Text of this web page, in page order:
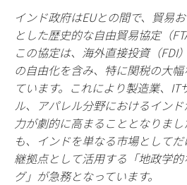
インド政府はEUとの間で、貿易
とした歴史的な自由貿易協定（
この協定は、海外直接投資（FDI
の自由化を含み、特に関税の大
ています。これにより製造業、
ル、アパレル分野におけるイン
力が劇的に高まることとなりま
も、インドを単なる市場として
継拠点として活用する「地政学
グ」が急務となっています。